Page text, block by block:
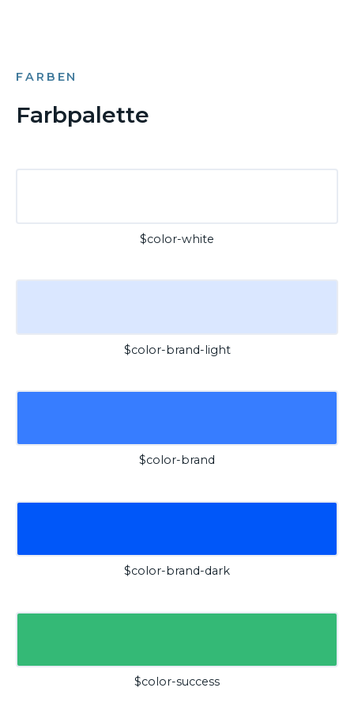
FARBEN
Farbpalette
$color-white
$color-brand-light
$color-brand
$color-brand-dark
$color-success